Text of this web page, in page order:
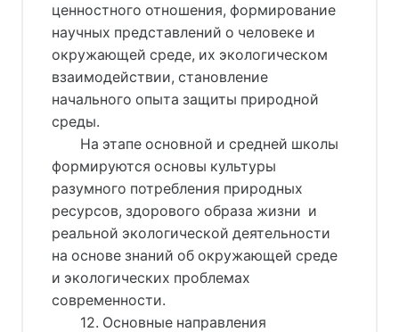
ценностного отношения, формирование
научных представлений о человеке и
окружающей среде, их экологическом
взаимодействии, становление
начального опыта защиты природной
среды.
На этапе основной и средней школы
формируются основы культуры
разумного потребления природных
ресурсов, здорового образа жизни и
реальной экологической деятельности
на основе знаний об окружающей среде
и экологических проблемах
современности.
12. Основные направления